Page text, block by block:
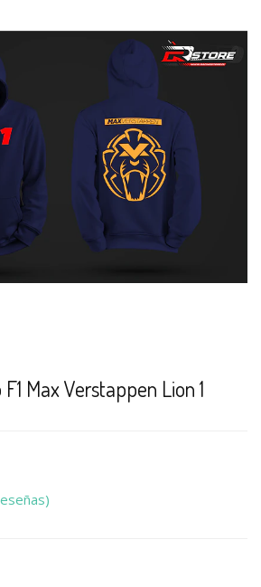
Max Verstappen Lion 1